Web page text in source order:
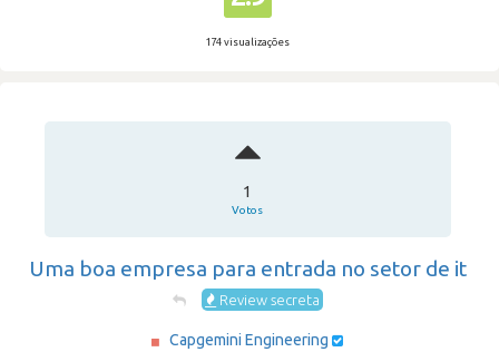
174 visualizações
1
Votos
Uma boa empresa para entrada no setor de it
Review secreta
Capgemini Engineering